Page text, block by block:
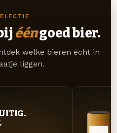
ééngoed bier.
welke bieren écht in
liggen.